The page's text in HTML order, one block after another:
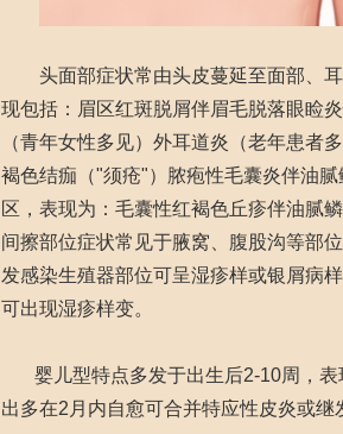
头面部症状常由头皮蔓延至面部、耳
现包括：眉区红斑脱屑伴眉毛脱落眼睑
（青年女性多见）外耳道炎（老年患者
褐色结痂（"须疮"）脓疱性毛囊炎伴油
区，表现为：毛囊性红褐色丘疹伴油腻
间擦部位症状常见于腋窝、腹股沟等部
发感染生殖器部位可呈湿疹样或银屑病
可出现湿疹样变。
婴儿型特点多发于出生后2-10周，表
出多在2月内自愈可合并特应性皮炎或继